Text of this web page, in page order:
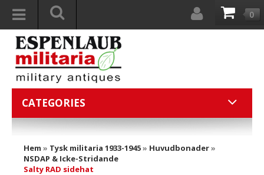
0
CATEGORIES
Hem » Tysk militaria 1933-1945» Huvudbonader»
NSDAP & Icke-Stridande
Salty RAD sidehat